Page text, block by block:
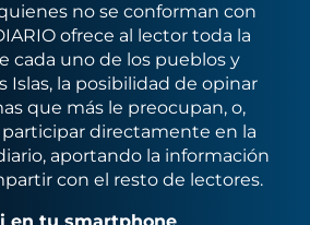
no se conforman con
ofrece al lector toda la
cada uno de los pueblos y
Islas, la posibilidad de opinar
que más le preocupan, o,
directamente en la
aportando la información
con el resto de lectores.